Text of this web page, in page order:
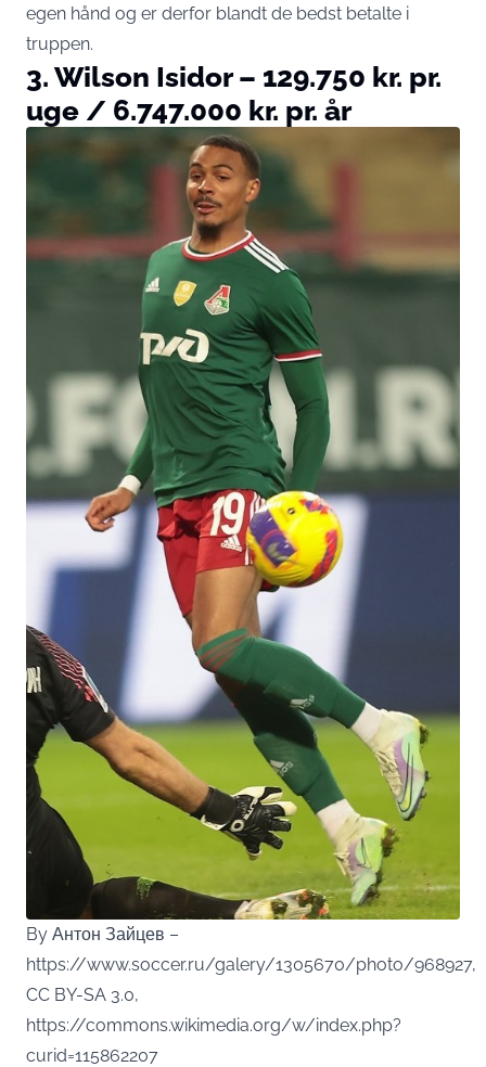
egen hånd og er derfor blandt de bedst betalte i
truppen.
3. Wilson Isidor – 129.750 kr. pr.
uge / 6.747.000 kr. pr. år
By Антон Зайцев –
https://www.soccer.ru/galery/1305670/photo/968927,
CC BY-SA 3.0,
https://commons.wikimedia.org/w/index.php?
curid=115862207